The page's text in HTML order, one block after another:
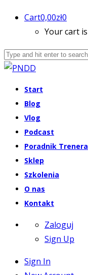
Cart0,00zł0
Your cart
Start
Blog
Vlog
Podcast
Poradnik Trenera
Sklep
Szkolenia
O nas
Kontakt
Zaloguj
Sign Up
Sign In